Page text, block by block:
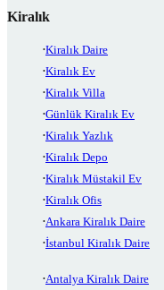
Kiralık
Kiralık Daire
Kiralık Ev
Kiralık Villa
Günlük Kiralık Ev
Kiralık Yazlık
Kiralık Depo
Kiralık Müstakil Ev
Kiralık Ofis
Ankara Kiralık Daire
İstanbul Kiralık Daire
Antalya Kiralık Daire